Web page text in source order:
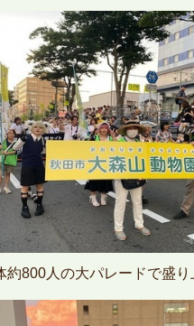
約800人の大パレードで盛り